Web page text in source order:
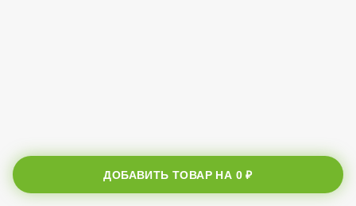
ДОБАВИТЬ ТОВАР НА 0 ₽